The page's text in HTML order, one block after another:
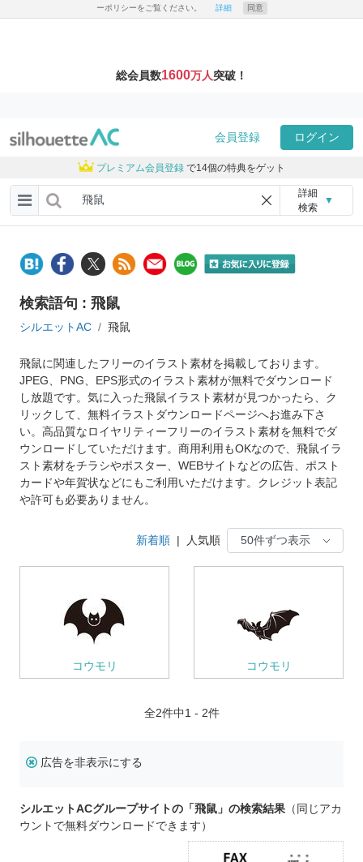
ーポリシーをご覧ください。 詳細 同意
総会員数1600万人突破！
会員登録 ログイン
プレミアム会員登録 で14個の特典をゲット
詳細
検索
▼
検索語句 : 飛鼠
シルエットAC 飛鼠
飛鼠に関連したフリーのイラスト素材を掲載しております。
JPEG、PNG、EPS形式のイラスト素材が無料でダウンロード
し放題です。気に入った飛鼠イラスト素材が見つかったら、ク
リックして、無料イラストダウンロードページへお進み下さ
い。高品質なロイヤリティーフリーのイラスト素材を無料でダ
ウンロードしていただけます。商用利用もOKなので、飛鼠イラ
スト素材をチラシやポスター、WEBサイトなどの広告、ポスト
カードや年賀状などにもご利用いただけます。クレジット表記
や許可も必要ありません。
新着順 | 人気順
コウモリ コウモリ
全2件中1 - 2件
広告を非表示にする
シルエットACグループサイトの「飛鼠」の検索結果 （同じアカ
ウントで無料ダウンロードできます）